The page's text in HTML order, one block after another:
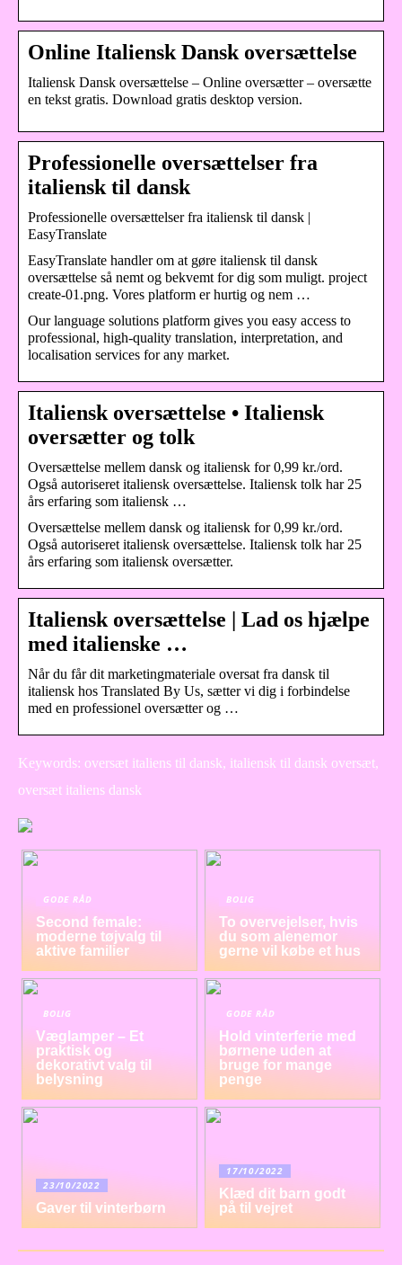
Online Italiensk Dansk oversættelse
Italiensk Dansk oversættelse – Online oversætter – oversætte
en tekst gratis. Download gratis desktop version.
Professionelle oversættelser fra
italiensk til dansk
Professionelle oversættelser fra italiensk til dansk |
EasyTranslate
EasyTranslate handler om at gøre italiensk til dansk
oversættelse så nemt og bekvemt for dig som muligt. project
create-01.png. Vores platform er hurtig og nem …
Our language solutions platform gives you easy access to
professional, high-quality translation, interpretation, and
localisation services for any market.
Italiensk oversættelse • Italiensk
oversætter og tolk
Oversættelse mellem dansk og italiensk for 0,99 kr./ord.
Også autoriseret italiensk oversættelse. Italiensk tolk har 25
års erfaring som italiensk …
Oversættelse mellem dansk og italiensk for 0,99 kr./ord.
Også autoriseret italiensk oversættelse. Italiensk tolk har 25
års erfaring som italiensk oversætter.
Italiensk oversættelse | Lad os hjælpe
med italienske …
Når du får dit marketingmateriale oversat fra dansk til
italiensk hos Translated By Us, sætter vi dig i forbindelse
med en professionel oversætter og …
Keywords: oversæt italiens til dansk, italiensk til dansk oversæt,
oversæt italiens dansk
GODE RÅD
Second female:
moderne tøjvalg til
aktive familier
BOLIG
To overvejelser, hvis
du som alenemor
gerne vil købe et hus
BOLIG
Væglamper – Et
praktisk og
dekorativt valg til
belysning
GODE RÅD
Hold vinterferie med
børnene uden at
bruge for mange
penge
23/10/2022
Gaver til vinterbørn
17/10/2022
Klæd dit barn godt
på til vejret